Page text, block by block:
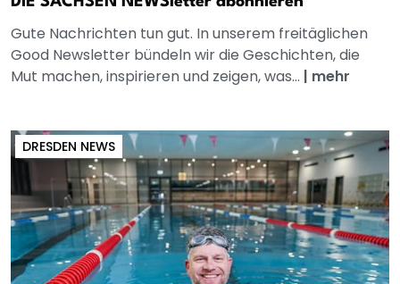
Gute Nachrichten tun gut. In unserem freitäglichen
Good Newsletter bündeln wir die Geschichten, die
Mut machen, inspirieren und zeigen, was... | mehr
DRESDEN NEWS